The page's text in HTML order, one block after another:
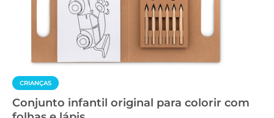
CRIANÇAS
Conjunto infantil original para colorir com